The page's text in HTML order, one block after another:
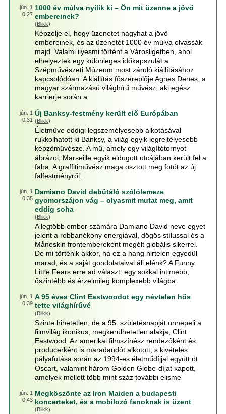
jún. 1
0:27
1000 év múlva nyílik ki – Ön mit üzenne a jövő
embereinek?
(Blikk)
Képzelje el, hogy üzenetet hagyhat a jövő
embereinek, és az üzenetét 1000 év múlva olvassák
majd. Valami ilyesmi történt a Városligetben, ahol
elhelyeztek egy különleges időkapszulát a
Szépművészeti Múzeum most záruló kiállításához
kapcsolódóan. A kiállítás főszereplője Agnes Denes, a
magyar származású világhírű művész, aki egész
karrierje során a
jún. 1
0:31
Új Banksy-festmény került elő Európában
(Blikk)
Életműve eddigi legszemélyesebb alkotásával
rukkolhatott ki Banksy, a világ egyik legrejtélyesebb
képzőművésze. A mű, amely egy világítótornyot
ábrázol, Marseille egyik eldugott utcájában került fel a
falra. A graffitiművész maga osztott meg fotót az új
falfestményről.
jún. 1
0:35
Damiano David debütáló szólólemeze
gyomorszájon vág – olyasmit mutat meg, amit
eddig soha
(Blikk)
A legtöbb ember számára Damiano David neve egyet
jelent a robbanékony energiával, dögös stílussal és a
Måneskin frontembereként megélt globális sikerrel.
De mi történik akkor, ha ez a hang hirtelen egyedül
marad, és a saját gondolataival áll elénk? A Funny
Little Fears erre ad választ: egy sokkal intimebb,
őszintébb és érzelmileg komplexebb világba
jún. 1
0:39
A 95 éves Clint Eastwoodot egy névtelen hős
tette világhírűvé
(Blikk)
Szinte hihetetlen, de a 95. születésnapját ünnepeli a
filmvilág ikonikus, megkerülhetetlen alakja, Clint
Eastwood. Az amerikai filmszínész rendezőként és
producerként is maradandót alkotott, s kivételes
pályafutása során az 1994-es életműdíjjal együtt öt
Oscart, valamint három Golden Globe-díjat kapott,
amelyek mellett több mint száz további elisme
jún. 1
0:43
Megköszönte az Iron Maiden a budapesti
koncerteket, és a mobilozó fanoknak is üzent
(Blikk)